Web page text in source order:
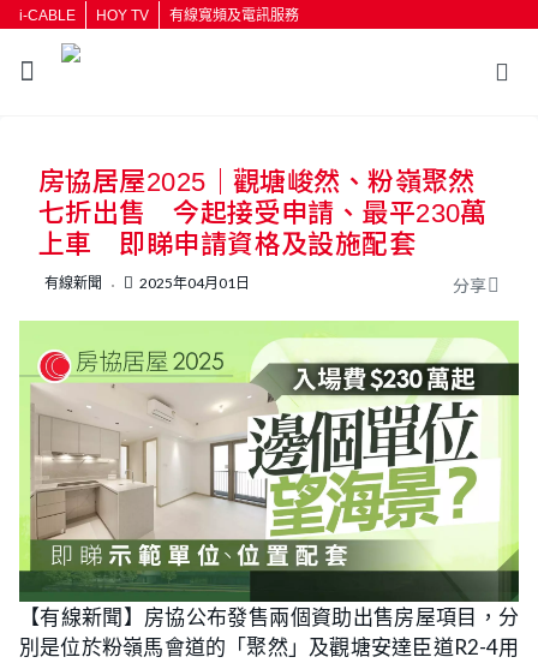
i-CABLE HOY TV 有線寬頻及電訊服務
按輸入鍵開始搜尋
房協居屋2025｜觀塘峻然、粉嶺聚然
七折出售 今起接受申請、最平230萬
上車 即睇申請資格及設施配套
有線新聞 2025年04月01日 分享
【有線新聞】房協公布發售兩個資助出售房屋項目，分
別是位於粉嶺馬會道的「聚然」及觀塘安達臣道R2-4用